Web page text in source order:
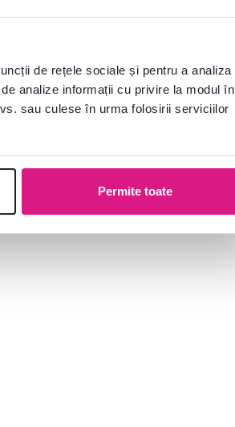
de rețele sociale și pentru a analiza
analize informații cu privire la modul în
sau culese în urma folosirii serviciilor
Permite toate